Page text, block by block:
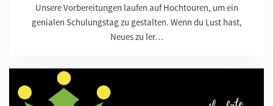
Unsere Vorbereitungen laufen auf Hochtouren, um ein
genialen Schulungstag zu gestalten. Wenn du Lust hast,
Neues zu ler…